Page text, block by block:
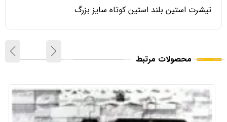
تیشرت استین بلند استین کوتاه سایز بزرگ
محصولات مرتبط